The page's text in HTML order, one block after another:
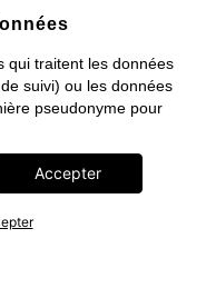
qui traitent les données
suivi) ou les données
pseudonyme pour
de tiers. Dans ce
données de suivi ou la
mais également
par ce prestataire
Accepter